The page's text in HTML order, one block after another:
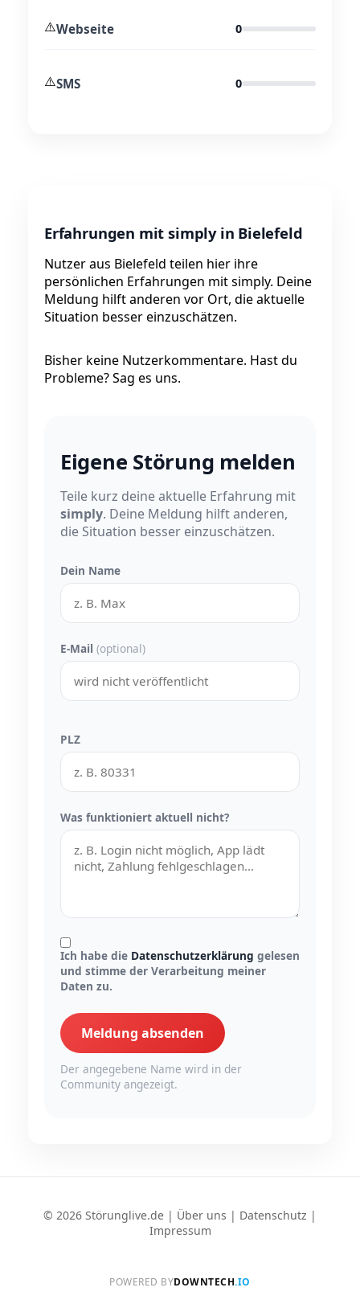
⚠️Webseite 0
⚠️SMS 0
Erfahrungen mit simply in Bielefeld
Nutzer aus Bielefeld teilen hier ihre
persönlichen Erfahrungen mit simply. Deine
Meldung hilft anderen vor Ort, die aktuelle
Situation besser einzuschätzen.
Bisher keine Nutzerkommentare. Hast du
Probleme? Sag es uns.
Eigene Störung melden
Teile kurz deine aktuelle Erfahrung mit
simply. Deine Meldung hilft anderen,
die Situation besser einzuschätzen.
Dein Name
E-Mail (optional)
PLZ
Was funktioniert aktuell nicht?
Ich habe die Datenschutzerklärung gelesen
und stimme der Verarbeitung meiner
Daten zu.
Meldung absenden
Der angegebene Name wird in der
Community angezeigt.
© 2026 Störunglive.de | Über uns | Datenschutz |
Impressum
POWERED BYDOWNTECH.IO